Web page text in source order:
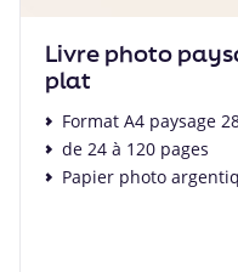
Livre photo
plat
Format A4 paysage
de 24 à 120 pages
Papier photo